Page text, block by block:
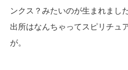
ンクス？みたいのが生まれました
出所はなんちゃってスピリチュ
が。